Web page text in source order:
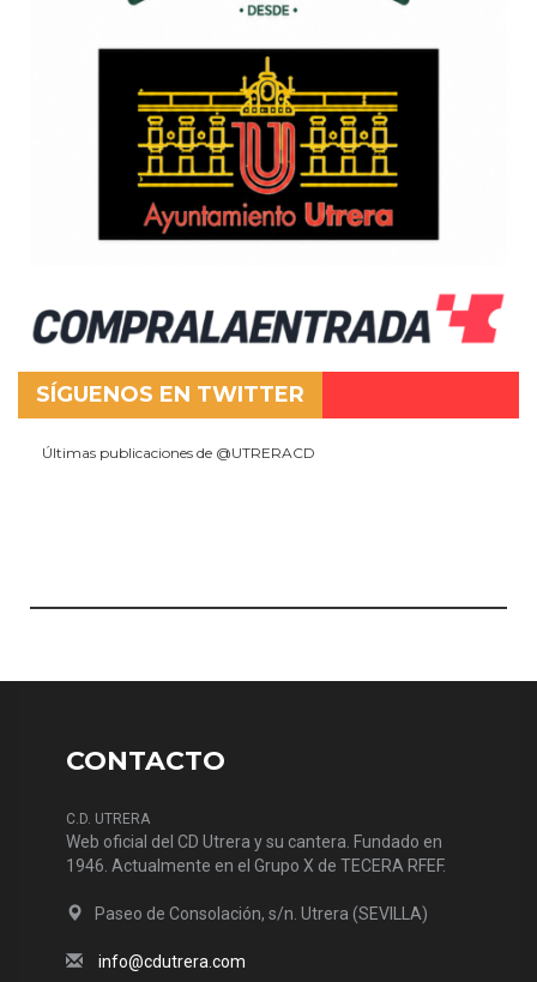
SÍGUENOS EN TWITTER
Últimas publicaciones de @UTRERACD
CONTACTO
C.D. UTRERA
Web oficial del CD Utrera y su cantera. Fundado en
1946. Actualmente en el Grupo X de TECERA RFEF.
Paseo de Consolación, s/n. Utrera (SEVILLA)
info@cdutrera.com